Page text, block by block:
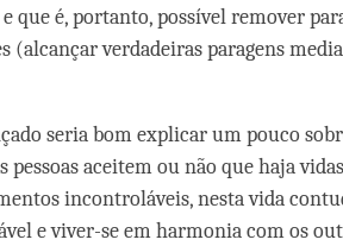
que é, portanto, possível remover
(alcançar verdadeiras paragens
seria bom explicar um pouco
aceitem ou não que haja
incontroláveis, nesta vida
e viver-se em harmonia com os